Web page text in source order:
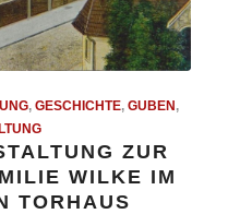
, GESCHICHTE, GUBEN,
ZUR
WILKE IM
TORHAUS